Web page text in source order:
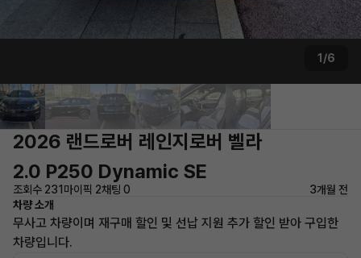
1/6
2026 랜드로버 레인지로버 벨라
2.0 P250 Dynamic SE
조회수 231 마이픽 2채팅 0
3개월 전
차량 소개
무사고 차량이며 재구매 할인 및 선납 지원 추가 할인 받아 구입한
차량입니다.